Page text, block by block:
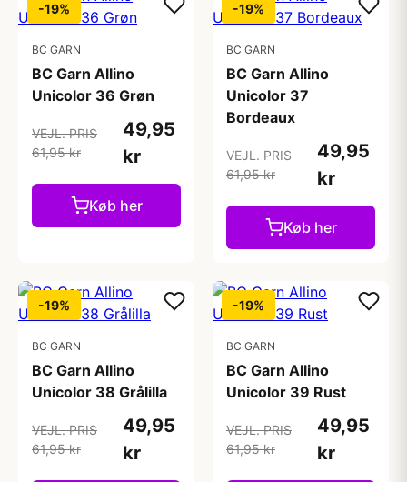
-19%
BC GARN
BC Garn Allino
Unicolor 36 Grøn
VEJL. PRIS
61,95 kr
49,95
kr
Køb her
-19%
BC GARN
BC Garn Allino
Unicolor 37
Bordeaux
VEJL. PRIS
61,95 kr
49,95
kr
Køb her
-19%
BC GARN
BC Garn Allino
Unicolor 38 Grålilla
VEJL. PRIS
61,95 kr
49,95
kr
-19%
BC GARN
BC Garn Allino
Unicolor 39 Rust
VEJL. PRIS
61,95 kr
49,95
kr